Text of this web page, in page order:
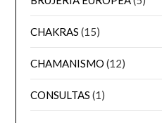
CHAKRAS (15)
CHAMANISMO (12)
CONSULTAS (1)